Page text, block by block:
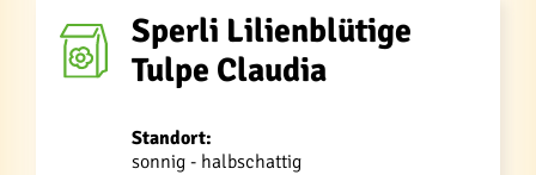
Sperli Lilienblütige
Tulpe Claudia
Standort:
sonnig - halbschattig